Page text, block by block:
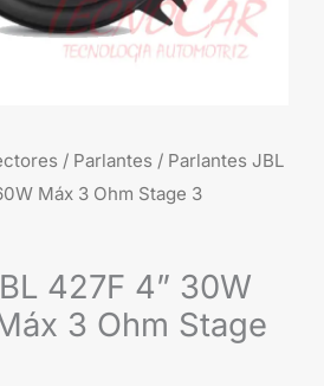
/ Parlantes / Parlantes JBL
Máx 3 Ohm Stage 3
427F 4” 30W
3 Ohm Stage